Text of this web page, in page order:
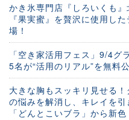
かき氷専門店『しろいくも
『果実蜜』を贅沢に使用し
場！
「空き家活用フェス」9/4グ
5名が“活用のリアル”を無料
大きな胸もスッキリ見せる
の悩みを解消し、キレイを
「どんとこいブラ」から新色